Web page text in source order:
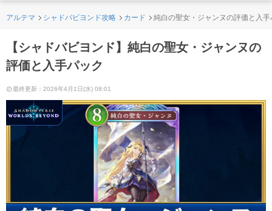
アルテマ シャドバビヨンド攻略 カード 純白の聖女・ジャンヌの評価と入手
【シャドバビヨンド】純白の聖女・ジャンヌの
評価と入手パック
最終更新：2026年4月1日(水) 08:01